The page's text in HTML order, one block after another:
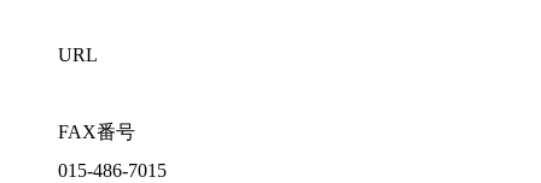
URL
FAX番号
015-486-7015